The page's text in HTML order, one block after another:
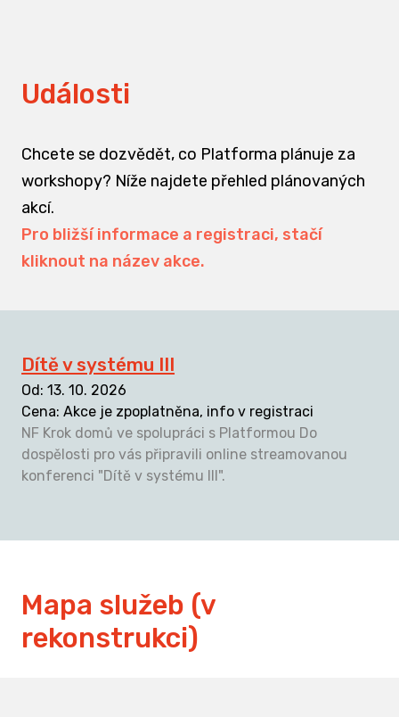
Události
Chcete se dozvědět, co Platforma plánuje za
workshopy? Níže najdete přehled plánovaných
akcí.
Pro bližší informace a registraci, stačí
kliknout na název akce.
Dítě v systému III
Od: 13. 10. 2026
Cena: Akce je zpoplatněna, info v registraci
NF Krok domů ve spolupráci s Platformou Do
dospělosti pro vás připravili online streamovanou
konferenci "Dítě v systému III".
Mapa služeb (v
rekonstrukci)